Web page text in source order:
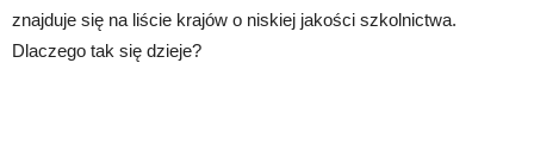
znajduje się na liście krajów o niskiej jakości szkolnictwa.
Dlaczego tak się dzieje?